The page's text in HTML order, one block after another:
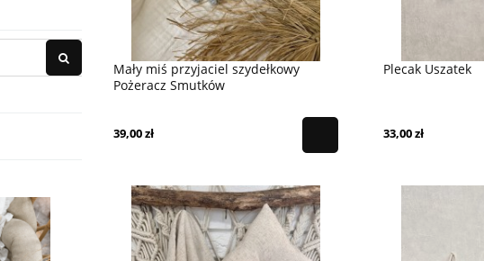
Mały miś przyjaciel szydełkowy
Pożeracz Smutków
39,00 zł
Plecak Uszatek
33,00 zł